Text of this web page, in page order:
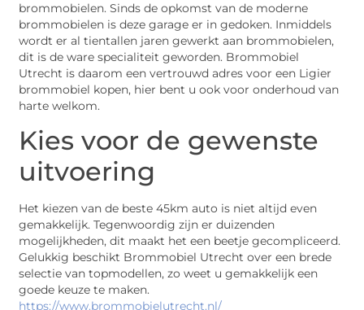
brommobielen. Sinds de opkomst van de moderne
brommobielen is deze garage er in gedoken. Inmiddels
wordt er al tientallen jaren gewerkt aan brommobielen,
dit is de ware specialiteit geworden. Brommobiel
Utrecht is daarom een vertrouwd adres voor een Ligier
brommobiel kopen, hier bent u ook voor onderhoud van
harte welkom.
Kies voor de gewenste
uitvoering
Het kiezen van de beste 45km auto is niet altijd even
gemakkelijk. Tegenwoordig zijn er duizenden
mogelijkheden, dit maakt het een beetje gecompliceerd.
Gelukkig beschikt Brommobiel Utrecht over een brede
selectie van topmodellen, zo weet u gemakkelijk een
goede keuze te maken.
https://www.brommobielutrecht.nl/